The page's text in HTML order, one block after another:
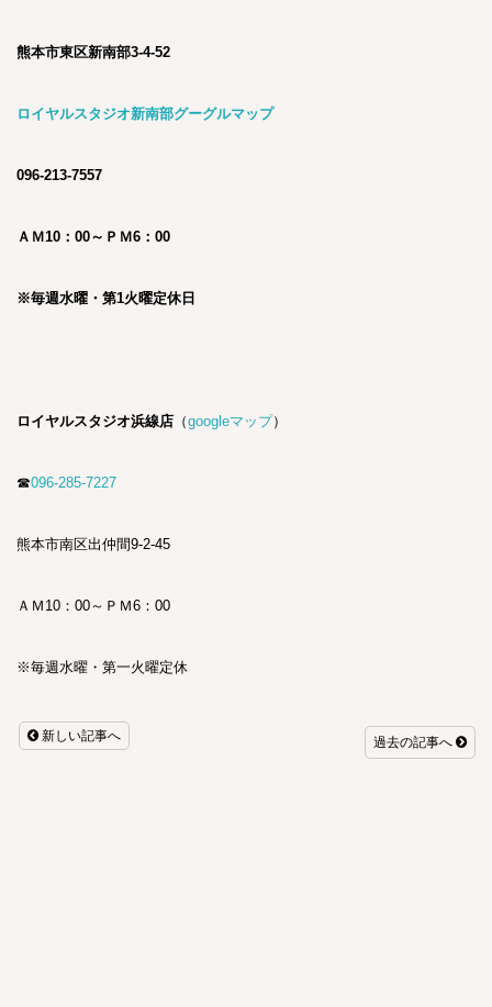
熊本市東区新南部3-4-52
ロイヤルスタジオ新南部グーグルマップ
096-213-7557
ＡＭ10：00～ＰＭ6：00
※毎週水曜・第1火曜定休日
ロイヤルスタジオ浜線店 （googleマップ）
☎096-285-7227
熊本市南区出仲間9-2-45
ＡＭ10：00～ＰＭ6：00
※毎週水曜・第一火曜定休
新しい記事へ 過去の記事へ